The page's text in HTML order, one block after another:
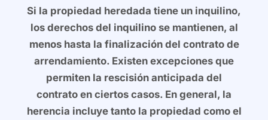
Si la propiedad heredada tiene un inquilino,
los derechos del inquilino se mantienen, al
menos hasta la finalización del contrato de
arrendamiento. Existen excepciones que
permiten la rescisión anticipada del
contrato en ciertos casos. En general, la
herencia incluye tanto la propiedad como el